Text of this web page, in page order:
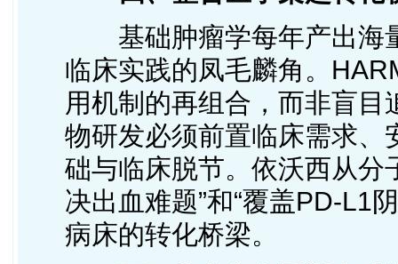
基础肿瘤学每年产出海
临床实践的凤毛麟角。
用机制的再组合，而非盲
物研发必须前置临床需求、
础与临床脱节。依沃西从分
决出血难题”和“覆盖PD-L1
病床的转化桥梁。